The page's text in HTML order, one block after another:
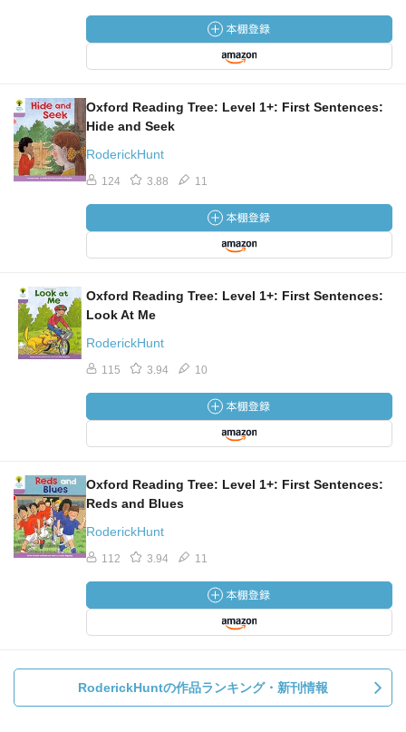
Oxford Reading Tree: Level 1+: First Sentences:
Hide and Seek
RoderickHunt
124 3.88 11
Oxford Reading Tree: Level 1+: First Sentences:
Look At Me
RoderickHunt
115 3.94 10
Oxford Reading Tree: Level 1+: First Sentences:
Reds and Blues
RoderickHunt
112 3.94 11
RoderickHuntの作品ランキング・新刊情報